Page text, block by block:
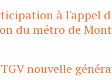
à l'appel
du métro de
nouvelle